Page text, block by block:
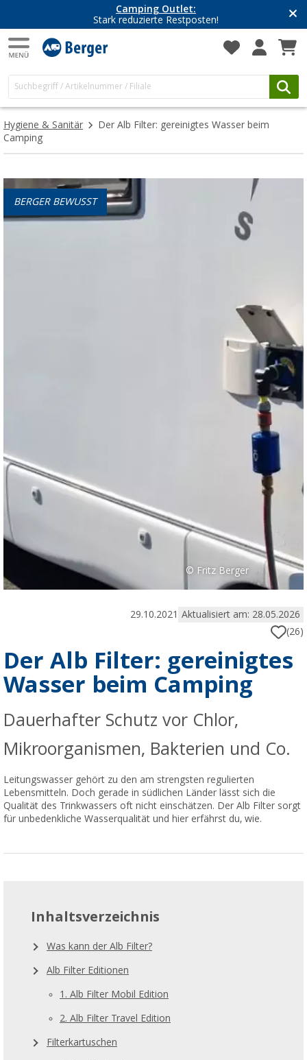
Camping Outlet:
Stark reduzierte Restposten!
Hygiene & Sanitär
Der Alb Filter: gereinigtes Wasser beim
Camping
BERGER BEWUSST
© Fritz Berger
29.10.2021 Aktualisiert am: 28.05.2026
(26)
Der Alb Filter: gereinigtes
Wasser beim Camping
Dauerhafter Schutz vor Chlor,
Mikroorganismen, Bakterien und Co.
Leitungswasser gehört zu den am strengsten regulierten
Lebensmitteln. Doch gerade in südlichen Länder lässt sich die
Qualität des Trinkwassers oft nicht einschätzen. Der Alb Filter sorgt
für unbedenkliche Wasserqualität und hier erfährst du, wie.
Inhaltsverzeichnis
Was kann der Alb Filter?
Alb Filter Editionen
1. Alb Filter Mobil Edition
2. Alb Filter Travel Edition
Filterkartuschen